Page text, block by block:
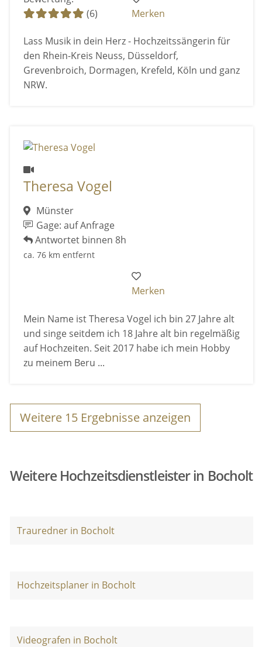
(6)
Merken
Lass Musik in dein Herz - Hochzeitssängerin für
den Rhein-Kreis Neuss, Düsseldorf,
Grevenbroich, Dormagen, Krefeld, Köln und ganz
NRW.
Theresa Vogel
Münster
Gage: auf Anfrage
Antwortet binnen 8h
ca. 76 km entfernt
Merken
Mein Name ist Theresa Vogel ich bin 27 Jahre alt
und singe seitdem ich 18 Jahre alt bin regelmäßig
auf Hochzeiten. Seit 2017 habe ich mein Hobby
zu meinem Beru ...
Weitere 15 Ergebnisse anzeigen
Weitere Hochzeitsdienstleister in Bocholt
Trauredner in Bocholt
Hochzeitsplaner in Bocholt
Videografen in Bocholt